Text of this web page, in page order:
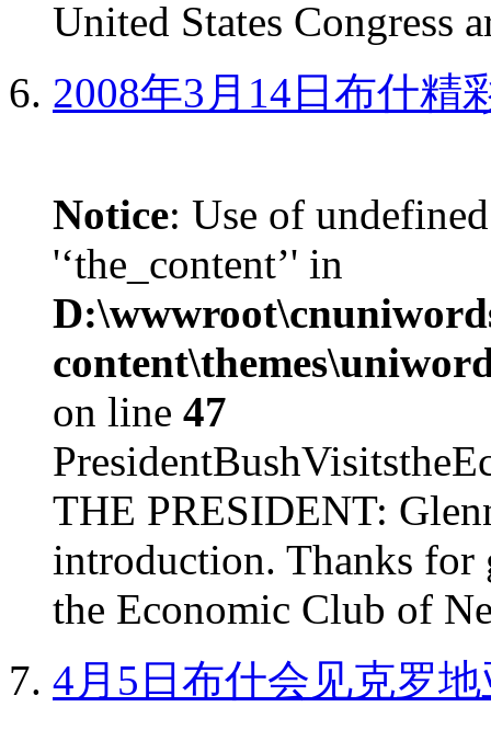
United States Congress
2008年3月14日布什精
Notice: Use of
'‘the_content’' in
on line 47
THE PRESIDENT:
introduction. Thanks for
the Economic Club of
4月5日布什会见克罗